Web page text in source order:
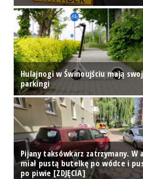
Hulajnogi w Świnoujściu mają
parkingi
Pijany taksówkarz zatrzymany. W
miał pustą butelkę po wódce i
po piwie [ZDJĘCIA]